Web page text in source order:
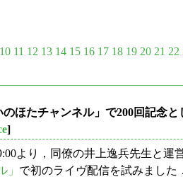
10 11 12 13 14 15 16 17 18 19 20 21 22
のほたチャンネル」で200回記念
]
より，同僚の井上逸兵先生と運
」 で初のライヴ配信を試みました